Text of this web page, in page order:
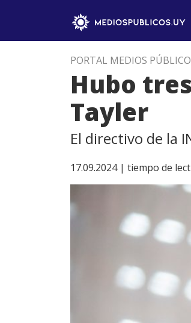
PORTAL MEDIOS
Hubo
Tayler
El directivo de la
17.09.2024 | tiempo de